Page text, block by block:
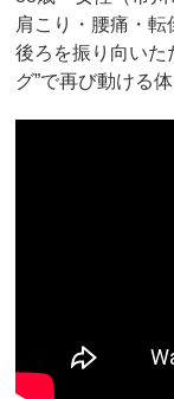
肩こり・腰痛・転
後ろを振り向いた
グ”で再び動ける